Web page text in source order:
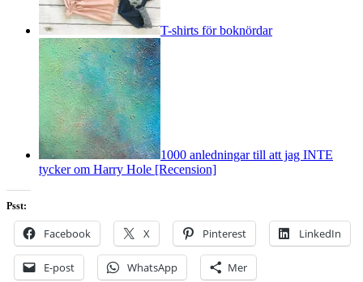
T-shirts för boknördar
1000 anledningar till att jag INTE
tycker om Harry Hole [Recension]
Psst:
Facebook X Pinterest LinkedIn
E-post WhatsApp Mer